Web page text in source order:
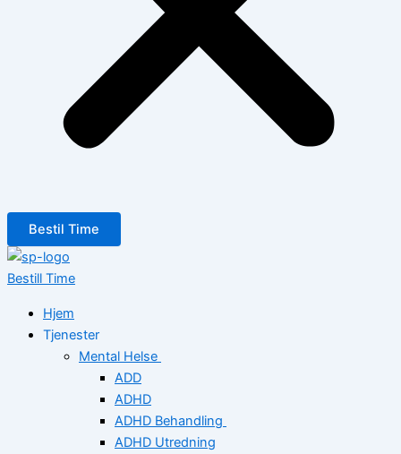
Bestil Time
Bestill Time
Hjem
Tjenester
Mental Helse
ADD
ADHD
ADHD Behandling
ADHD Utredning